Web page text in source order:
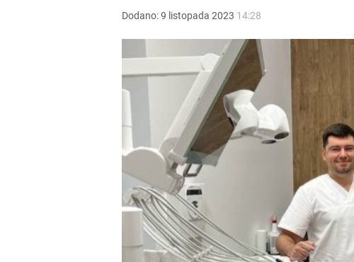
Dodano:9 listopada 2023 14:28